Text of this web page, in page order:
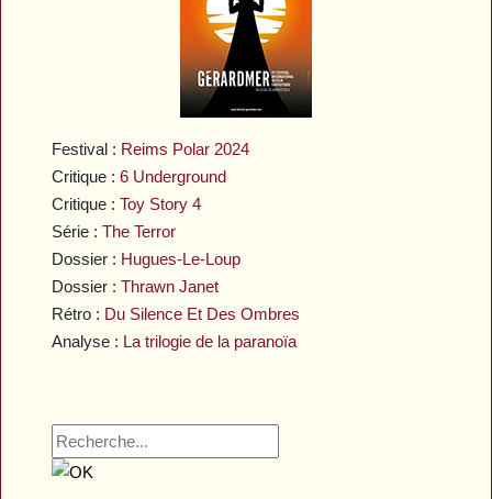
Festival : Reims Polar 2024
Critique :6 Underground
Critique :Toy Story 4
Série :The Terror
Dossier : Hugues-Le-Loup
Dossier :Thrawn Janet
Rétro : Du Silence Et Des Ombres
Analyse : La trilogie de la paranoïa